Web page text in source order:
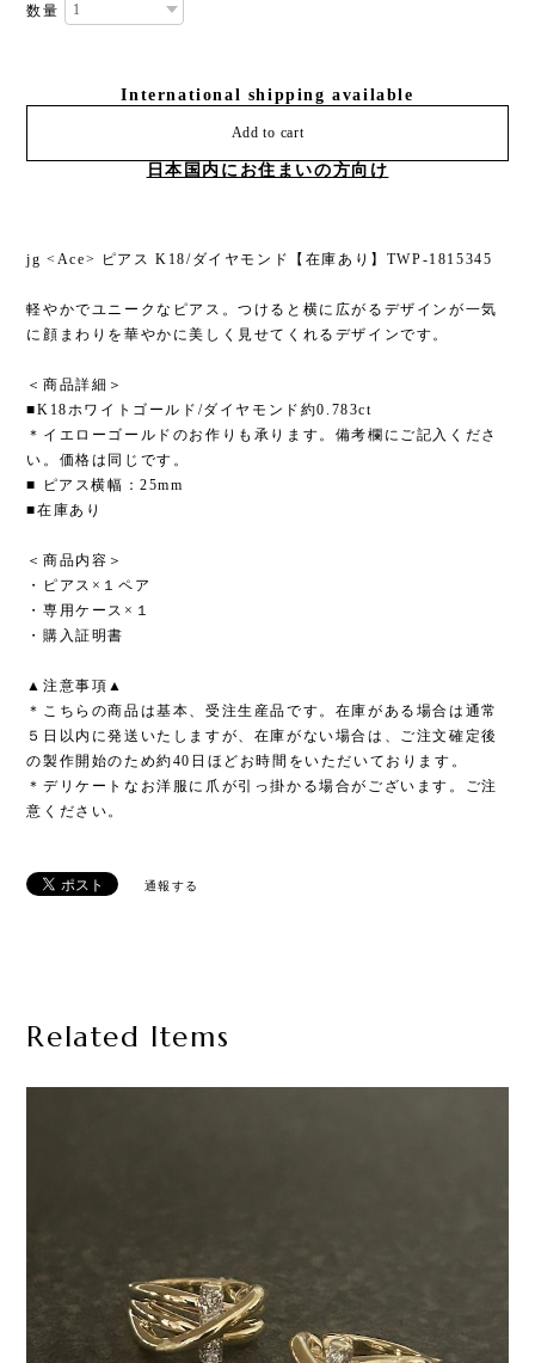
数量
International shipping available
Add to cart
日本国内にお住まいの方向け
jg <Ace> ピアス K18/ダイヤモンド【在庫あり】TWP-1815345
軽やかでユニークなピアス。つけると横に広がるデザインが一気
に顔まわりを華やかに美しく見せてくれるデザインです。
＜商品詳細＞
■K18ホワイトゴールド/ダイヤモンド約0.783ct
＊イエローゴールドのお作りも承ります。備考欄にご記入くださ
い。価格は同じです。
■ ピアス横幅：25mm
■在庫あり
＜商品内容＞
・ピアス×１ペア
・専用ケース×１
・購入証明書
▲注意事項▲
＊こちらの商品は基本、受注生産品です。在庫がある場合は通常
５日以内に発送いたしますが、在庫がない場合は、ご注文確定後
の製作開始のため約40日ほどお時間をいただいております。
＊デリケートなお洋服に爪が引っ掛かる場合がございます。ご注
意ください。
通報する
Related Items